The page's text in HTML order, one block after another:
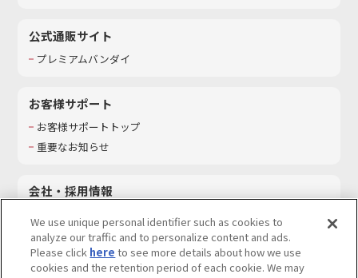
公式通販サイト
プレミアムバンダイ
お客様サポート
お客様サポートトップ
重要なお知らせ
会社・採用情報
採用情報
サステナビリティ
お問い合わせ
We use unique personal identifier such as cookies to
analyze our traffic and to personalize content and ads.
Please click here to see more details about how we use
cookies and the retention period of each cookie. We may